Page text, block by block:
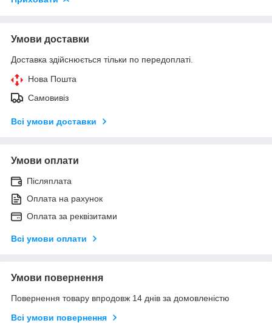
Умови доставки
Доставка здійснюється тільки по передоплаті.
Нова Пошта
Самовивіз
Всі умови доставки
Умови оплати
Післяплата
Оплата на рахунок
Оплата за реквізитами
Всі умови оплати
Умови повернення
Повернення товару впродовж 14 днів за домовленістю
Всі умови повернення